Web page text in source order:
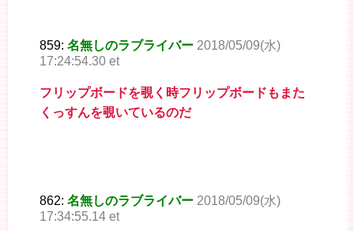
859: 名無しのラブライバー 2018/05/09(水)
17:24:54.30 et
フリップボードを覗く時フリップボードもまた
くっすんを覗いているのだ
862: 名無しのラブライバー 2018/05/09(水)
17:34:55.14 et